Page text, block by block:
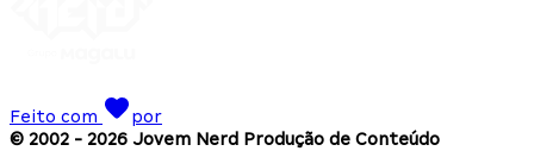
Feito com
por
© 2002 - 2026 Jovem Nerd Produção de Conteúdo